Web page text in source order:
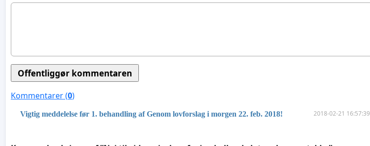
Kommentarer (0)
Vigtig meddelelse før 1. behandling af Genom lovforslag i morgen 22. feb. 2018! 2018-02-21 16:57:39